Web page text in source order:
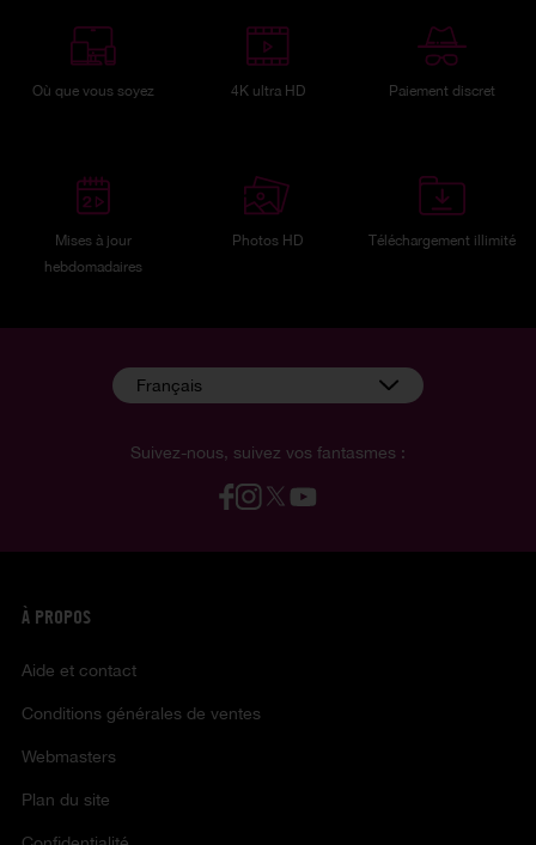
Où que vous soyez 4K ultra HD Paiement discret
Mises à jour
hebdomadaires
Photos HD Téléchargement illimité
Suivez-nous, suivez vos fantasmes :
Français
À PROPOS
Aide et contact
Conditions générales de ventes
Webmasters
Plan du site